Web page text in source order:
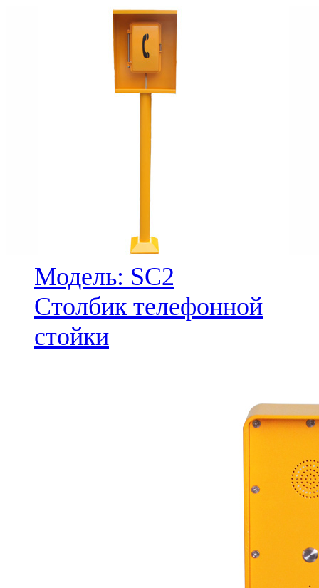
Модель: SC2
Столбик телефонной
стойки